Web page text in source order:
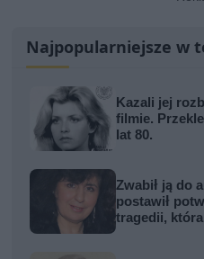
Najpopularniejsze w
Kazali jej
filmie.
lat 80.
Zwabił ją do
postawił
tragedii,